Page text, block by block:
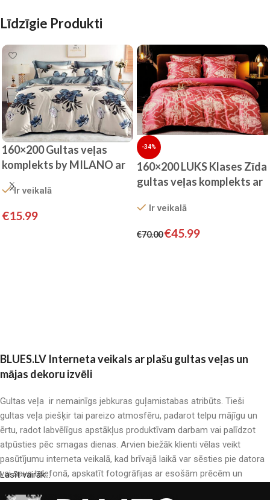
Līdzīgie Produkti
160×200 Gultas veļas
komplekts by MILANO ar
palagu/ 100% KOKVILNA
SATĪNS
Ir veikalā
€15.99
-34%
160×200 LUKS Klases Zīda
gultas veļas komplekts ar
Ir veikalā
€70.00€45.99
BLUES.LV Interneta veikals ar plašu gultas veļas un
mājas dekoru izvēli
Gultas veļa ir nemainīgs jebkuras guļamistabas atribūts. Tieši
gultas veļa piešķir tai pareizo atmosfēru, padarot telpu mājīgu un
ērtu, radot labvēlīgus apstākļus produktīvam darbam vai palīdzot
atpūsties pēc smagas dienas. Arvien biežāk klienti vēlas veikt
pasūtījumu interneta veikalā, kad brīvajā laikā var sēsties pie datora
vai sava telefonā, apskatīt fotogrāfijas ar esošām prēcēm un
Lasīt vairāk...